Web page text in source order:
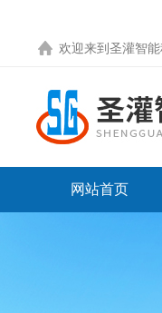
欢迎来到圣灌智
网站首页